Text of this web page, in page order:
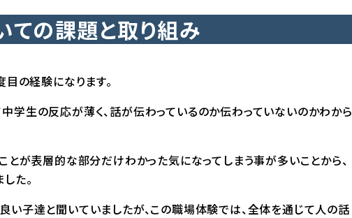
ての課題と取り組み
目の経験になります。
学生の反応が薄く、話が伝わっているのか伝わっていないのかわから
とが表層的な部分だけわかった気になってしまう事が多いことから、
た。
い子達と聞いていましたが、この職場体験では、全体を通じて人の話